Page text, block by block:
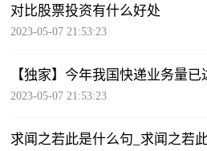
对比股票投资有什么好处
2023-05-07 21:53:23
【独家】今年我国快递业务量已
2023-05-07 21:53:23
求闻之若此是什么句_求闻之若